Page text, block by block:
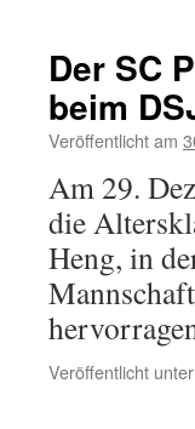
Der SC
beim
Veröffentlicht am
Am 29.
die
Heng, in
Veröffentlicht unter